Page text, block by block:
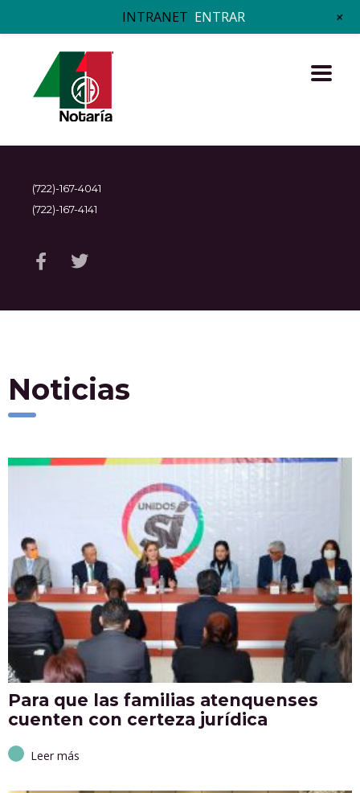
(722)-167-4041
(722)-167-4141
Noticias
Para que las familias atenquenses
cuenten con certeza jurídica
Leer más
INTRANET ENTRAR +